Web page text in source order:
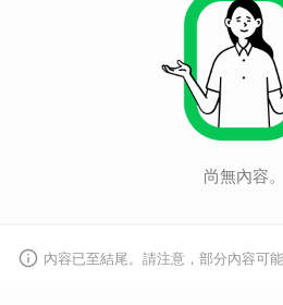
尚無內容。
內容已至結尾。請注意，部分內容可能